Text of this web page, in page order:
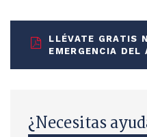
LLÉVATE GRATIS
EMERGENCIA DEL
¿Necesitas